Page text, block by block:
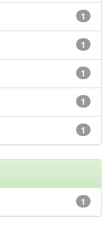
1
1
1
1
1
1